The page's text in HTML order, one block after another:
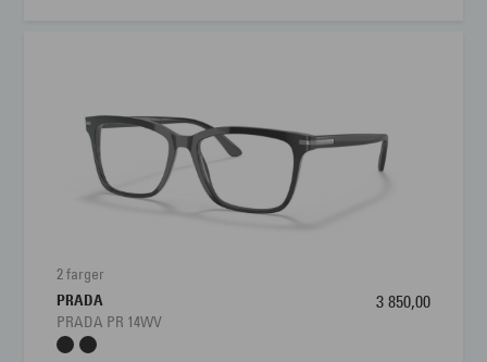
2 farger
PRADA
PRADA PR 14WV
3 850,00